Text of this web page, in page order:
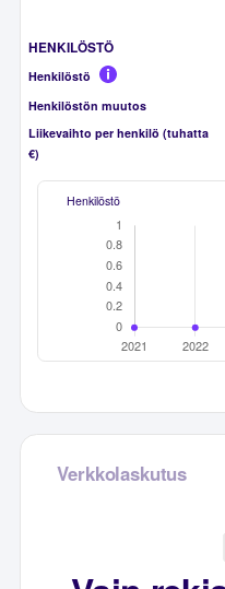
HENKILÖSTÖ
Henkilöstö
Henkilöstön muutos
Liikevaihto per henkilö (tuhatta
€)
Henkilöstö
Verkkolaskutus